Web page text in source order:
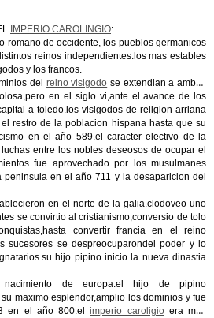
IMPERIO CAROLINGIO:
romano de occidente, los pueblos germanicos
reinos independientes.los mas estables
y los francos.
del reino visigodo se extendian a ambos
en el siglo vi,ante el avance de los
a toledo.los visigodos de religion arriana
restro de la poblacion hispana hasta que su
en el año 589.el caracter electivo de la
entre los nobles deseosos de ocupar el
fue aprovechado por los musulmanes
en el año 711 y la desaparicion del
en el norte de la galia.clodoveo uno
se convirtio al cristianismo,conversio de tolo
convertir francia en el reino
sucesores se despreocuparondel poder y lo
hijo pipino inicio la nueva dinastia
de europa:el hijo de pipino
maximo esplendor,amplio los dominios y fue
en el año 800.elimperio caroligioera muy